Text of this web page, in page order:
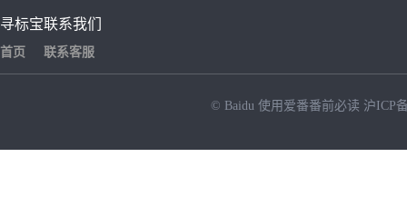
寻标宝
首页
联系我们
联系客服
© Baidu 使用爱番番前必读 沪ICP